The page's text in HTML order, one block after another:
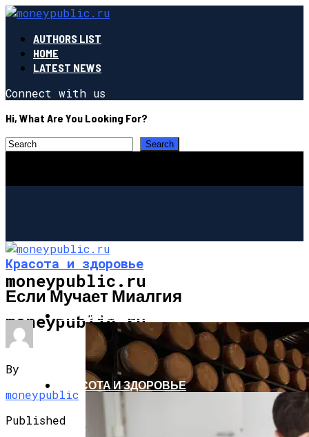
AUTHORS LIST
HOME
LATEST NEWS
Connect with us
Hi, What Are You Looking For?
moneypublic.ru
moneypublic.ru
СТРОИТЕЛЬСТВО И РЕМОНТ
КРАСОТА И ЗДОРОВЬЕ
Красота и здоровье
Если Мучает Миалгия
By
moneypublic
Published